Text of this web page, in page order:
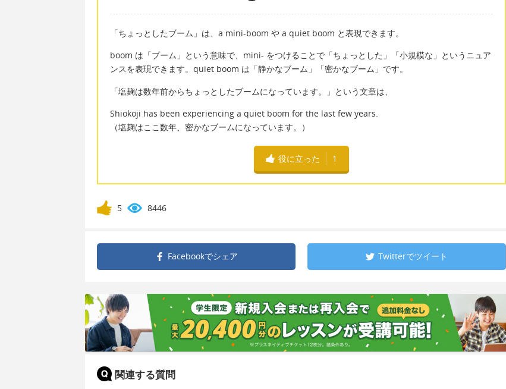
「ちょっとしたブーム」は、a mini-boom や a quiet boom と表現できます。
boom は「ブーム」という意味で、mini- をつけることで「ちょっとした」「小規模な」というニュア
ンスを表現できます。quiet boom は「静かなブーム」「密かなブーム」です。
「塩麹は数年前からちょっとしたブームになっています。」という文章は、
Shiokoji has been experiencing a quiet boom for the last few years.
（塩麹はここ数年、密かなブームになっています。）
役に立った 1
5 8446
Facebookでシェア Twitterでツイート
関連する質問